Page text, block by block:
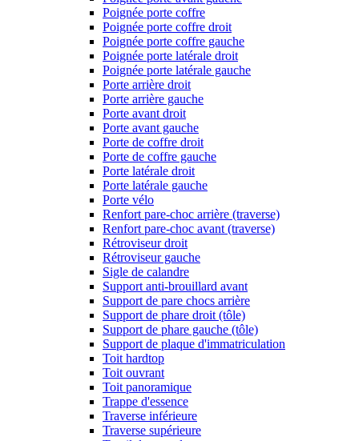
Poignée porte coffre
Poignée porte coffre droit
Poignée porte coffre gauche
Poignée porte latérale droit
Poignée porte latérale gauche
Porte arrière droit
Porte arrière gauche
Porte avant droit
Porte avant gauche
Porte de coffre droit
Porte de coffre gauche
Porte latérale droit
Porte latérale gauche
Porte vélo
Renfort pare-choc arrière (traverse)
Renfort pare-choc avant (traverse)
Rétroviseur droit
Rétroviseur gauche
Sigle de calandre
Support anti-brouillard avant
Support de pare chocs arrière
Support de phare droit (tôle)
Support de phare gauche (tôle)
Support de plaque d'immatriculation
Toit hardtop
Toit ouvrant
Toit panoramique
Trappe d'essence
Traverse inférieure
Traverse supérieure